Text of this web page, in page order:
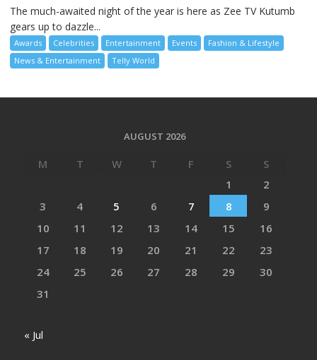
The much-awaited night of the year is here as Zee TV Kutumb
gears up to dazzle...
Awards Celebrities Entertainment Events
Fashion & Lifestyle
News & Entertainment
Telly World
AUGUST 2026
M T W T F S
S
1
2
3
4 5 6 7 8
9
10
11 12 13 14 15
16
17
18 19 20 21 22
23
24
25 26 27 28 29
30
31
« Jul